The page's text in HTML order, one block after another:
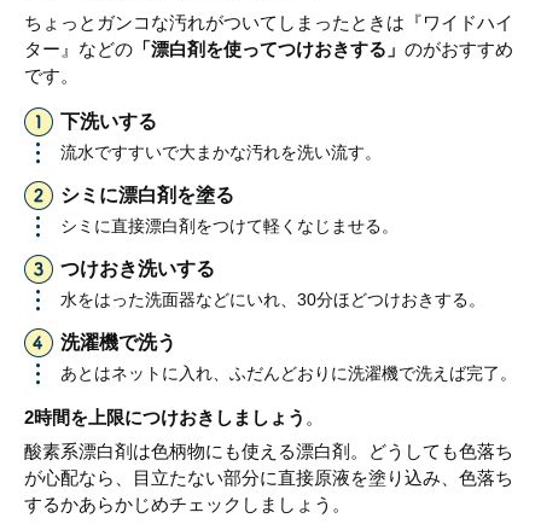
ちょっとガンコな汚れがついてしまったときは『ワイドハイ
ター』などの 「漂白剤を使ってつけおきする」 のがおすすめ
です。
下洗いする
流水ですすいで大まかな汚れを洗い流す。
シミに漂白剤を塗る
シミに直接漂白剤をつけて軽くなじませる。
つけおき洗いする
水をはった洗面器などにいれ、30分ほどつけおきする。
洗濯機で洗う
あとはネットに入れ、ふだんどおりに洗濯機で洗えば完了。
2時間を上限につけおきしましょう 。
酸素系漂白剤は色柄物にも使える漂白剤。どうしても色落ち
が心配なら、目立たない部分に直接原液を塗り込み、色落ち
するかあらかじめチェックしましょう。